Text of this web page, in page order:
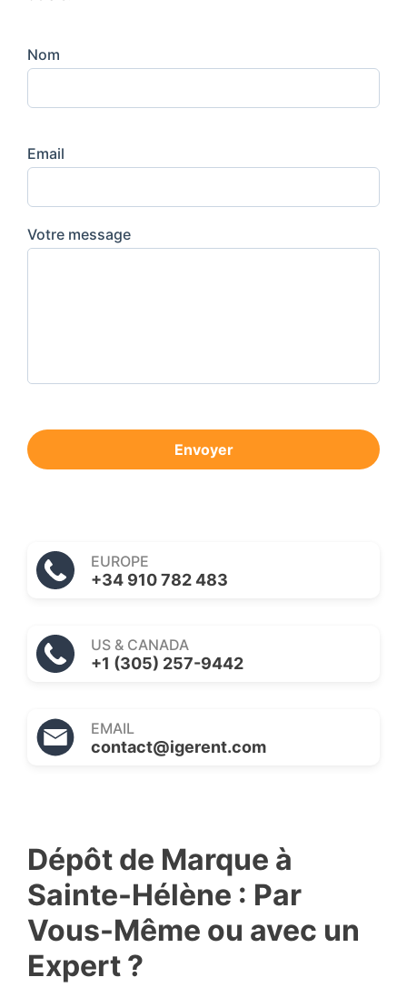
Nom
Email
Votre message
Envoyer
EUROPE
+34 910 782 483
US & CANADA
+1 (305) 257-9442
EMAIL
contact@igerent.com
Dépôt de Marque à
Sainte-Hélène : Par
Vous-Même ou avec un
Expert ?